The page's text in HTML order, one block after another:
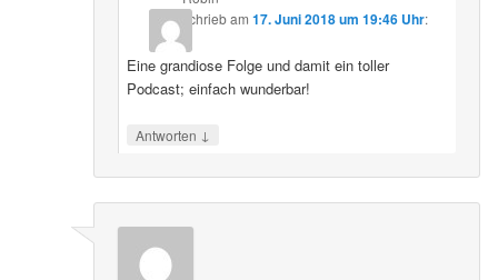
schriebam 17. Juni 2018 um 19:46 Uhr:
Eine grandiose Folge und damit ein toller
Podcast; einfach wunderbar!
Antworten ↓